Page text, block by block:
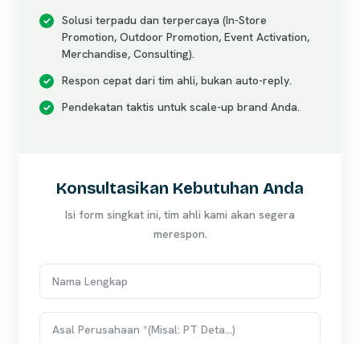
Solusi terpadu dan terpercaya (In-Store
Promotion, Outdoor Promotion, Event Activation,
Merchandise, Consulting).
Respon cepat dari tim ahli, bukan auto-reply.
Pendekatan taktis untuk scale-up brand Anda.
Konsultasikan Kebutuhan Anda
Isi form singkat ini, tim ahli kami akan segera
merespon.